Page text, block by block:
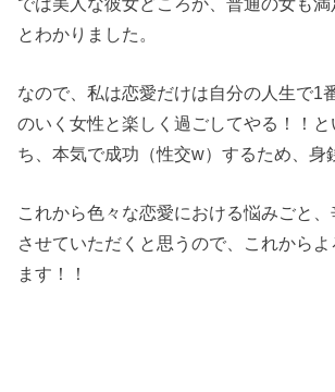
とわかりました。
なので、私は恋愛だけは自分の人生で1
のいく女性と楽しく過ごしてやる！！
ち、本気で成功（性交w）するため、身
これから色々な恋愛における悩みごと
させていただくと思うので、これから
ます！！